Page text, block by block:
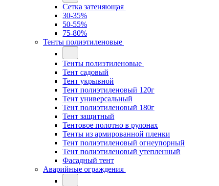
Сетка затеняющая
30-35%
50-55%
75-80%
Тенты полиэтиленовые
Тенты полиэтиленовые
Тент садовый
Тент укрывной
Тент полиэтиленовый 120г
Тент универсальный
Тент полиэтиленовый 180г
Тент защитный
Тентовое полотно в рулонах
Тенты из армированной пленки
Тент полиэтиленовый огнеупорный
Тент полиэтиленовый утепленный
Фасадный тент
Аварийные ограждения